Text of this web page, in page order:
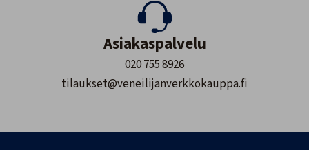
Asiakaspalvelu
020 755 8926
tilaukset@veneilijanverkkokauppa.fi